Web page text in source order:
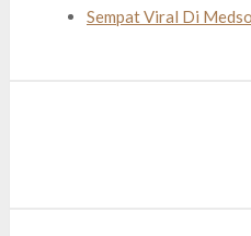
Sempat Viral Di